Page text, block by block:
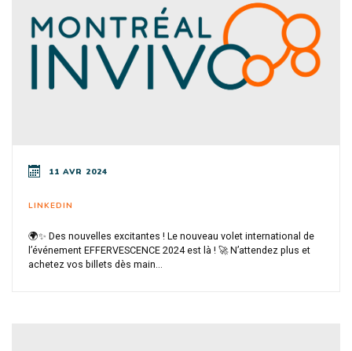
11 AVR 2024
LINKEDIN
🌍✨ Des nouvelles excitantes ! Le nouveau volet international de
l’événement EFFERVESCENCE 2024 est là ! 🚀 N’attendez plus et
achetez vos billets dès main...